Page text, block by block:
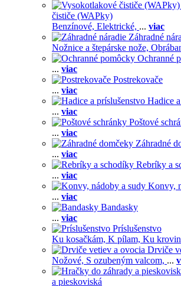
čističe (WAPky)
Benzínové, Elektrické, ... viac
Záhradné
Nožnice a štepárske nože,
Ochranné
... viac
Postrekovače
... viac
Hadice
... viac
Poštové
... viac
Záhradné
... viac
Rebríky a
... viac
Konvy,
... viac
Bandasky
... viac
Príslušenstvo
Ku kosačkám, K pílam, Ku
Drviče
Nožové, S ozubeným valcom, ...
a pieskoviská